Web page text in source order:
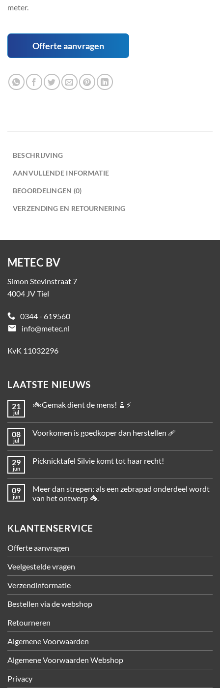
meter.
Offerte aanvragen
BESCHRIJVING
AANVULLENDE INFORMATIE
BEOORDELINGEN (0)
VERZENDING EN RETOURNERING
METEC BV
Simon Stevinstraat 7
4004 JV Tiel
0344 - 619560
email
info@metec.nl
KvK 11032296
LAATSTE NIEUWS
21
jul
🚲Gemak dient de mens! 🪫⚡
08
jul
Voorkomen is goedkoper dan herstellen 🩹
29
jun
Picknicktafel Silvie komt tot haar recht!
09
jun
Meer dan strepen: als een zebrapad onderdeel wordt
van het ontwerp 🦓.
KLANTENSERVICE
Offerte aanvragen
Veelgestelde vragen
Verzendinformatie
Bestellen via de webshop
Retourneren
Algemene Voorwaarden
Algemene Voorwaarden Webshop
Privacy